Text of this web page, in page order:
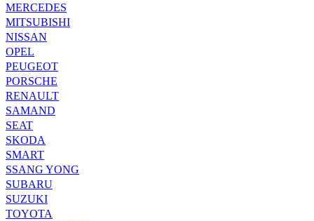
MERCEDES
MITSUBISHI
NISSAN
OPEL
PEUGEOT
PORSCHE
RENAULT
SAMAND
SEAT
SKODA
SMART
SSANG YONG
SUBARU
SUZUKI
TOYOTA